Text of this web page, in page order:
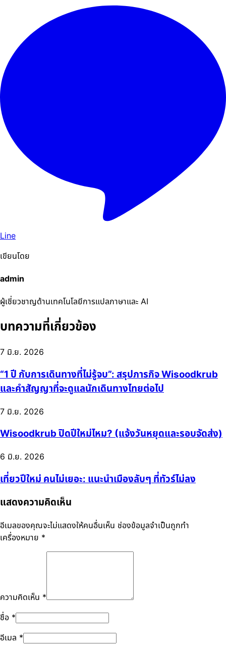
Line
เขียนโดย
admin
ผู้เชี่ยวชาญด้านเทคโนโลยีการแปลภาษาและ AI
บทความที่เกี่ยวข้อง
7 มิ.ย. 2026
“1 ปี กับการเดินทางที่ไม่รู้จบ”: สรุปภารกิจ Wisoodkrub
และคำสัญญาที่จะดูแลนักเดินทางไทยต่อไป
7 มิ.ย. 2026
Wisoodkrub ปิดปีใหม่ไหม? (แจ้งวันหยุดและรอบจัดส่ง)
6 มิ.ย. 2026
เที่ยวปีใหม่ คนไม่เยอะ: แนะนำเมืองลับๆ ที่ทัวร์ไม่ลง
แสดงความคิดเห็น
อีเมลของคุณจะไม่แสดงให้คนอื่นเห็น ช่องข้อมูลจำเป็นถูกทำ
เครื่องหมาย *
ความคิดเห็น *
ชื่อ *
อีเมล *